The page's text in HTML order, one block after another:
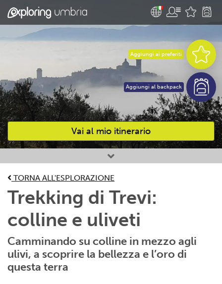
Vai al mio itinerario
Attività preferite
Aggiungi ai preferiti
Aggiungi al backpack
TORNA ALL'ESPLORAZIONE
Trekking di Trevi:
colline e uliveti
Camminando su colline in mezzo agli
ulivi, a scoprire la bellezza e l’oro di
questa terra